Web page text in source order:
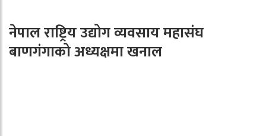
नेपाल राष्ट्रिय उद्योग व्यवसाय महासंघ
बाणगंगाको अध्यक्षमा खनाल